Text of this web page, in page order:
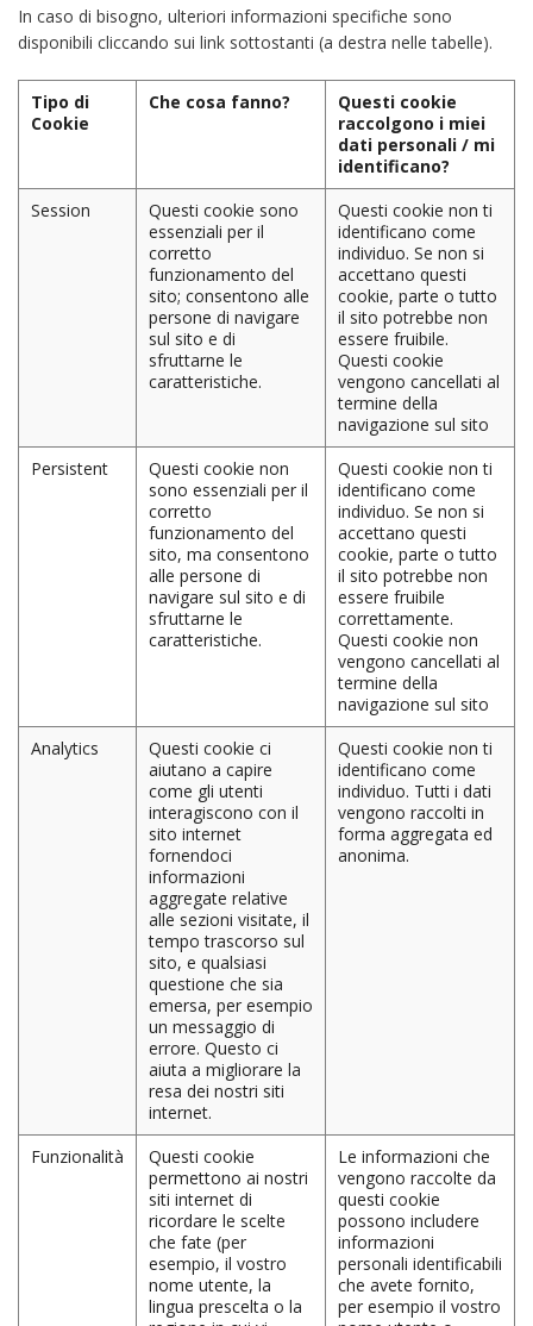
In caso di bisogno, ulteriori informazioni specifiche sono
disponibili cliccando sui link sottostanti (a destra nelle tabelle).
Tipo di
Cookie
Che cosa fanno?
Questi cookie
raccolgono i miei
dati personali / mi
identificano?
Session
Questi cookie sono
essenziali per il
corretto
funzionamento del
sito; consentono alle
persone di navigare
sul sito e di
sfruttarne le
caratteristiche.
Questi cookie non ti
identificano come
individuo. Se non si
accettano questi
cookie, parte o tutto
il sito potrebbe non
essere fruibile.
Questi cookie
vengono cancellati al
termine della
navigazione sul sito
Persistent
Questi cookie non
sono essenziali per il
corretto
funzionamento del
sito, ma consentono
alle persone di
navigare sul sito e di
sfruttarne le
caratteristiche.
Questi cookie non ti
identificano come
individuo. Se non si
accettano questi
cookie, parte o tutto
il sito potrebbe non
essere fruibile
correttamente.
Questi cookie non
vengono cancellati al
termine della
navigazione sul sito
Analytics
Questi cookie ci
aiutano a capire
come gli utenti
interagiscono con il
sito internet
fornendoci
informazioni
aggregate relative
alle sezioni visitate, il
tempo trascorso sul
sito, e qualsiasi
questione che sia
emersa, per esempio
un messaggio di
errore. Questo ci
aiuta a migliorare la
resa dei nostri siti
internet.
Questi cookie non ti
identificano come
individuo. Tutti i dati
vengono raccolti in
forma aggregata ed
anonima.
Funzionalità
Questi cookie
permettono ai nostri
siti internet di
ricordare le scelte
che fate (per
esempio, il vostro
nome utente, la
lingua prescelta o la
Le informazioni che
vengono raccolte da
questi cookie
possono includere
informazioni
personali identificabili
che avete fornito,
per esempio il vostro